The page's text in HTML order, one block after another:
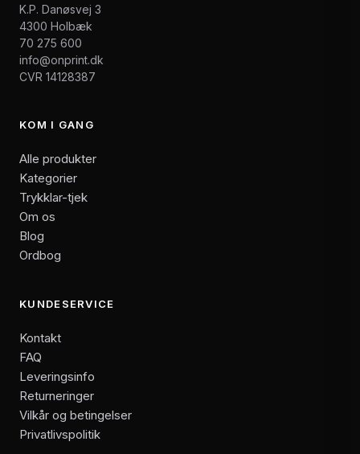
K.P. Danøsvej 3
4300 Holbæk
70 275 600
info@onprint.dk
CVR 14128387
KOM I GANG
Alle produkter
Kategorier
Trykklar-tjek
Om os
Blog
Ordbog
KUNDESERVICE
Kontakt
FAQ
Leveringsinfo
Returneringer
Vilkår og betingelser
Privatlivspolitik